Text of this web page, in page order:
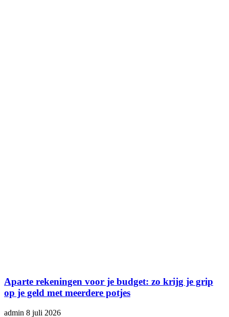
Aparte rekeningen voor je budget: zo krijg je grip
op je geld met meerdere potjes
admin 8 juli 2026